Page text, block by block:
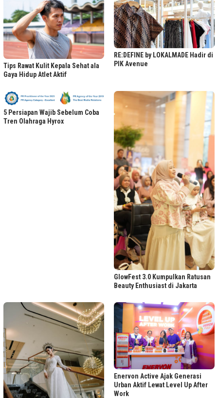
Tips Rawat Kulit Kepala Sehat ala
Gaya Hidup Atlet Aktif
RE:DEFINE by LOKALMADE Hadir di
PIK Avenue
5 Persiapan Wajib Sebelum Coba
Tren Olahraga Hyrox
GlowFest 3.0 Kumpulkan Ratusan
Beauty Enthusiast di Jakarta
Enervon Active Ajak Generasi
Urban Aktif Lewat Level Up After
Work